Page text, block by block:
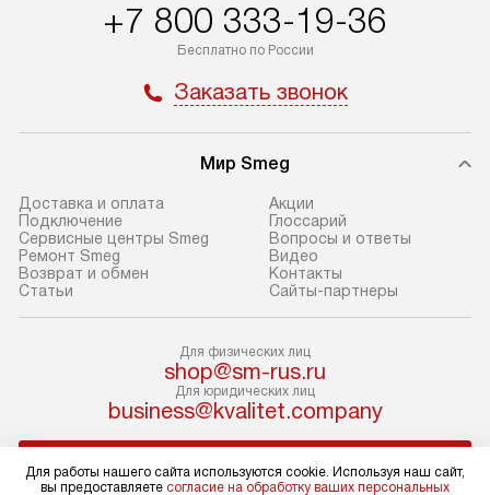
транспортной компании в Москве.
Пожалуйста, уточняйте условия
оформлении заказа.
В день, согласованный с вами,
служба доставки привезет
Если вам необходимо доставить
покупку до двери вашей квартиры
или места установки, пожалуйста,
предварительно согласуйте это
с менеджером. За эту услугу будет
взиматься дополнительная плата.
Обратите внимание на размеры
товара: например, если габариты
холодильника не позволяют
пронести его через дверной проем,
сотрудники транспортной службы
с прайс-листом
доступным на
в себя снятие
и
по уровню и
существующим
монтаж не
коммуникаций,
материалы,
+7 800 333-19-36
Бесплатно по России
Заказать звонок
Мир Smeg
Доставка и оплата
Подключение
Сервисные центры Smeg
Ремонт Smeg
Возврат и обмен
Статьи
Акции
Глоссарий
Вопросы и ответы
Видео
Контакты
Сайты-партнеры
Для физических лиц
shop@sm-rus.ru
Для юридических лиц
business@kvalitet.company
Для работы нашего сайта используются cookie. Используя наш сайт,
вы предоставляете согласие на обработку ваших персональных